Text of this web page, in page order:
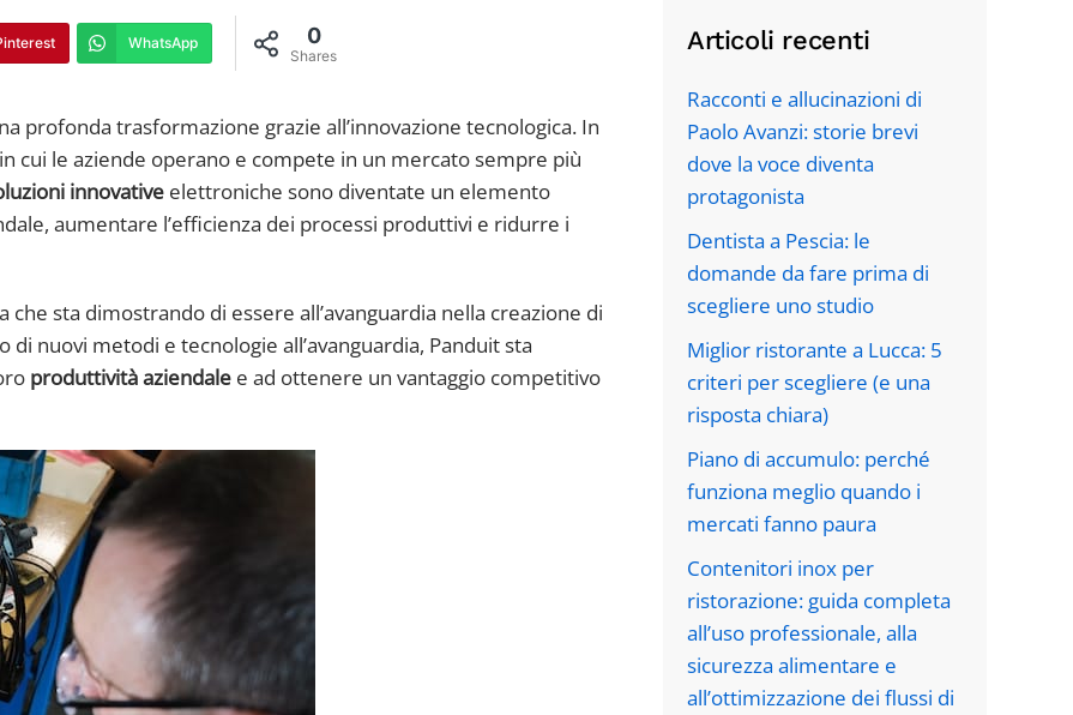
0
Shares
WhatsApp
profonda trasformazione grazie all’innovazione tecnologica. In
cui le aziende operano e compete in un mercato sempre più
innovative elettroniche sono diventate un elemento
aumentare l’efficienza dei processi produttivi e ridurre i
che sta dimostrando di essere all’avanguardia nella creazione di
nuovi metodi e tecnologie all’avanguardia, Panduit sta
produttività aziendale e ad ottenere un vantaggio competitivo
Articoli recenti
Racconti e allucinazioni di
Paolo Avanzi: storie brevi
dove la voce diventa
protagonista
Dentista a Pescia: le
domande da fare prima di
scegliere uno studio
Miglior ristorante a Lucca: 5
criteri per scegliere (e una
risposta chiara)
Piano di accumulo: perché
funziona meglio quando i
mercati fanno paura
Contenitori inox per
ristorazione: guida completa
all’uso professionale, alla
sicurezza alimentare e
all’ottimizzazione dei flussi di